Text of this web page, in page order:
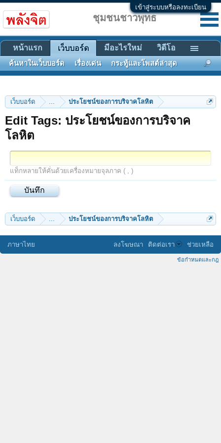
เข้าสู่ระบบหรือลงทะเบียน
เว็บบอร์ด ... ประโยชน์ของการบริจาคโลหิต
Edit Tags: ประโยชน์ของการบริจาค
โลหิต
แท็กหลายให้คั่นด้วยเครื่องหมายจุลภาค ( , )
เว็บบอร์ด ... ประโยชน์ของการบริจาคโลหิต
ชุมชนชาวพุทธ
หน้าแรก เว็บบอร์ด
ค้นหาในเว็บบอร์ด เรื่องเด่น กระทู้และโพสต์ล่าสุด
มีอะไรใหม่ วิดีโอ
ภาษาไทย ลงโฆษณา ติดต่อเรา ช่วยเหลือ
ข้อกำหนดและกฎ